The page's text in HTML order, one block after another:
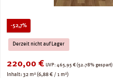
-52,7%Rabatt
Derzeit nicht auf Lager
Verkaufspreis:
220,00 € UVP: Regulärer Preis:
465,95 € (52.78% gespart)
Inhalt:32 m²(6,88 € / 1 m²)